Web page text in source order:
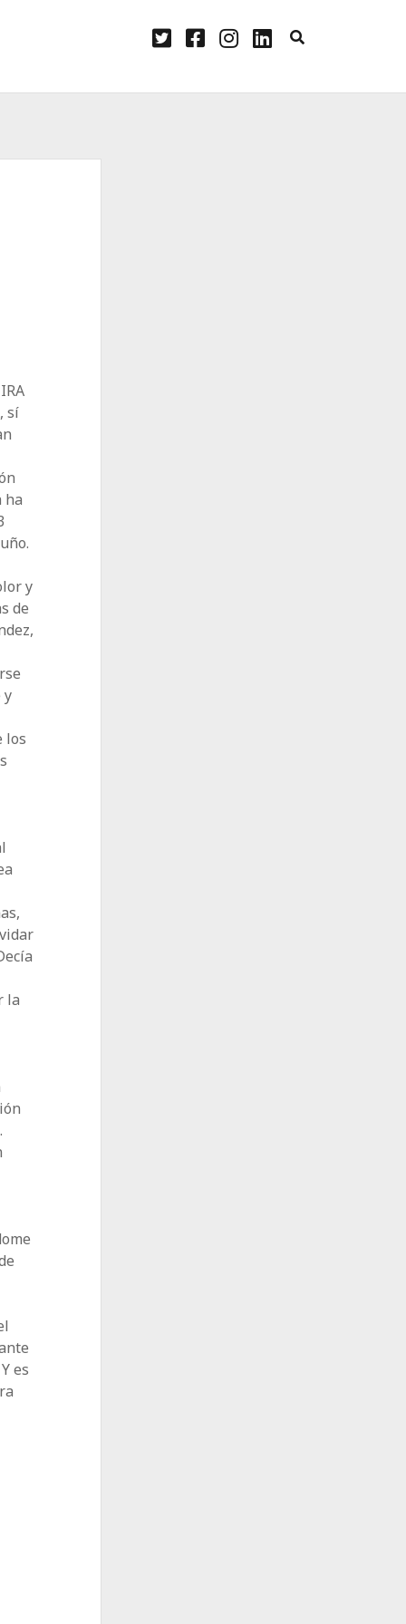
twitterfacebook
instagram
linkedin
sí
ha
y
de
y
los
la
es